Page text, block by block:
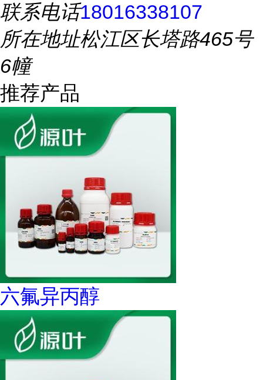
联系电话18016338107
所在地址松江区长塔路465号
6幢
推荐产品
六氟异丙醇